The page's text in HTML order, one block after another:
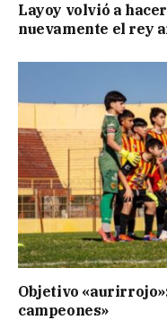
Layoy volvió a
nuevamente el rey
Objetivo
campeones»